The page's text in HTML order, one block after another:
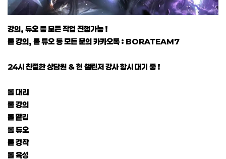
강의, 듀오 등 모든 작업 진행가능 !
롤 강의, 롤 듀오 등 모든 문의 카카오톡 : BORATEAM7
24시 친절한 상담원 & 현 챌린저 강사 항시 대기 중 !
롤 대리
롤 강의
롤 맡김
롤 듀오
롤 경작
롤 육성